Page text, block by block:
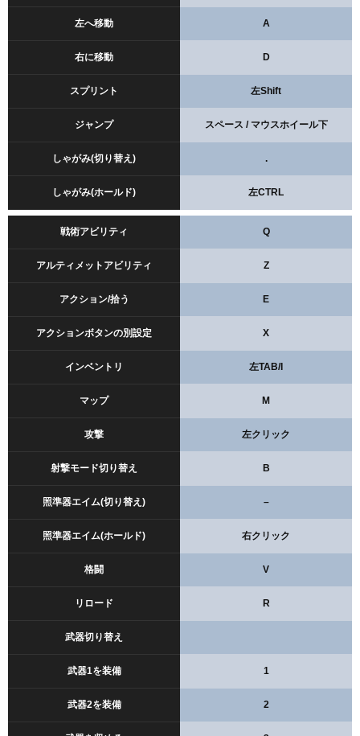
左へ移動 A
右に移動 D
スプリント 左Shift
ジャンプ スペース / マウスホイール下
しゃがみ(切り替え) .
しゃがみ(ホールド) 左CTRL
戦術アビリティ Q
アルティメットアビリティ Z
アクション/拾う E
アクションボタンの別設定 X
インベントリ 左TAB/I
マップ M
攻撃 左クリック
射撃モード切り替え B
照準器エイム(切り替え) –
照準器エイム(ホールド) 右クリック
格闘 V
リロード R
武器切り替え
武器1を装備 1
武器2を装備 2